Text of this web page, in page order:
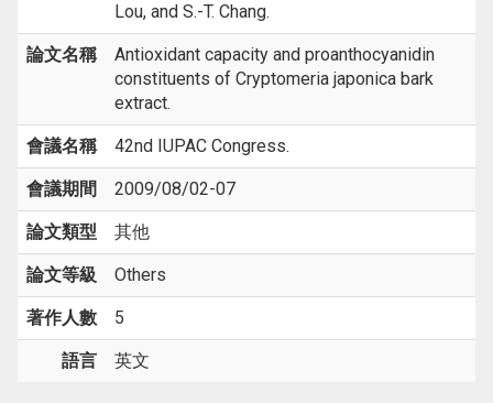
Lou, and S.-T. Chang.
論文名稱
Antioxidant capacity and proanthocyanidin
constituents of Cryptomeria japonica bark
extract.
會議名稱 42nd IUPAC Congress.
會議期間 2009/08/02-07
論文類型 其他
論文等級 Others
著作人數 5
語言 英文